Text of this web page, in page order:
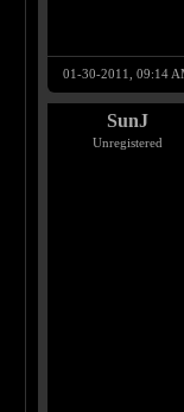
01-30-2011, 09:14
SunJ
Unregistered